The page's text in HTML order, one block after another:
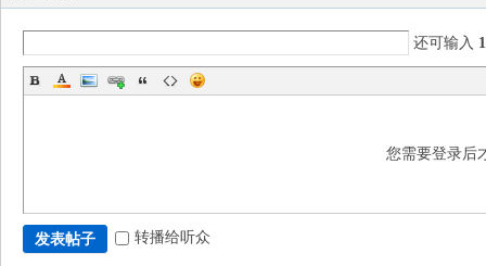
还可输入
您需要登录后
发表帖子 转播给听众